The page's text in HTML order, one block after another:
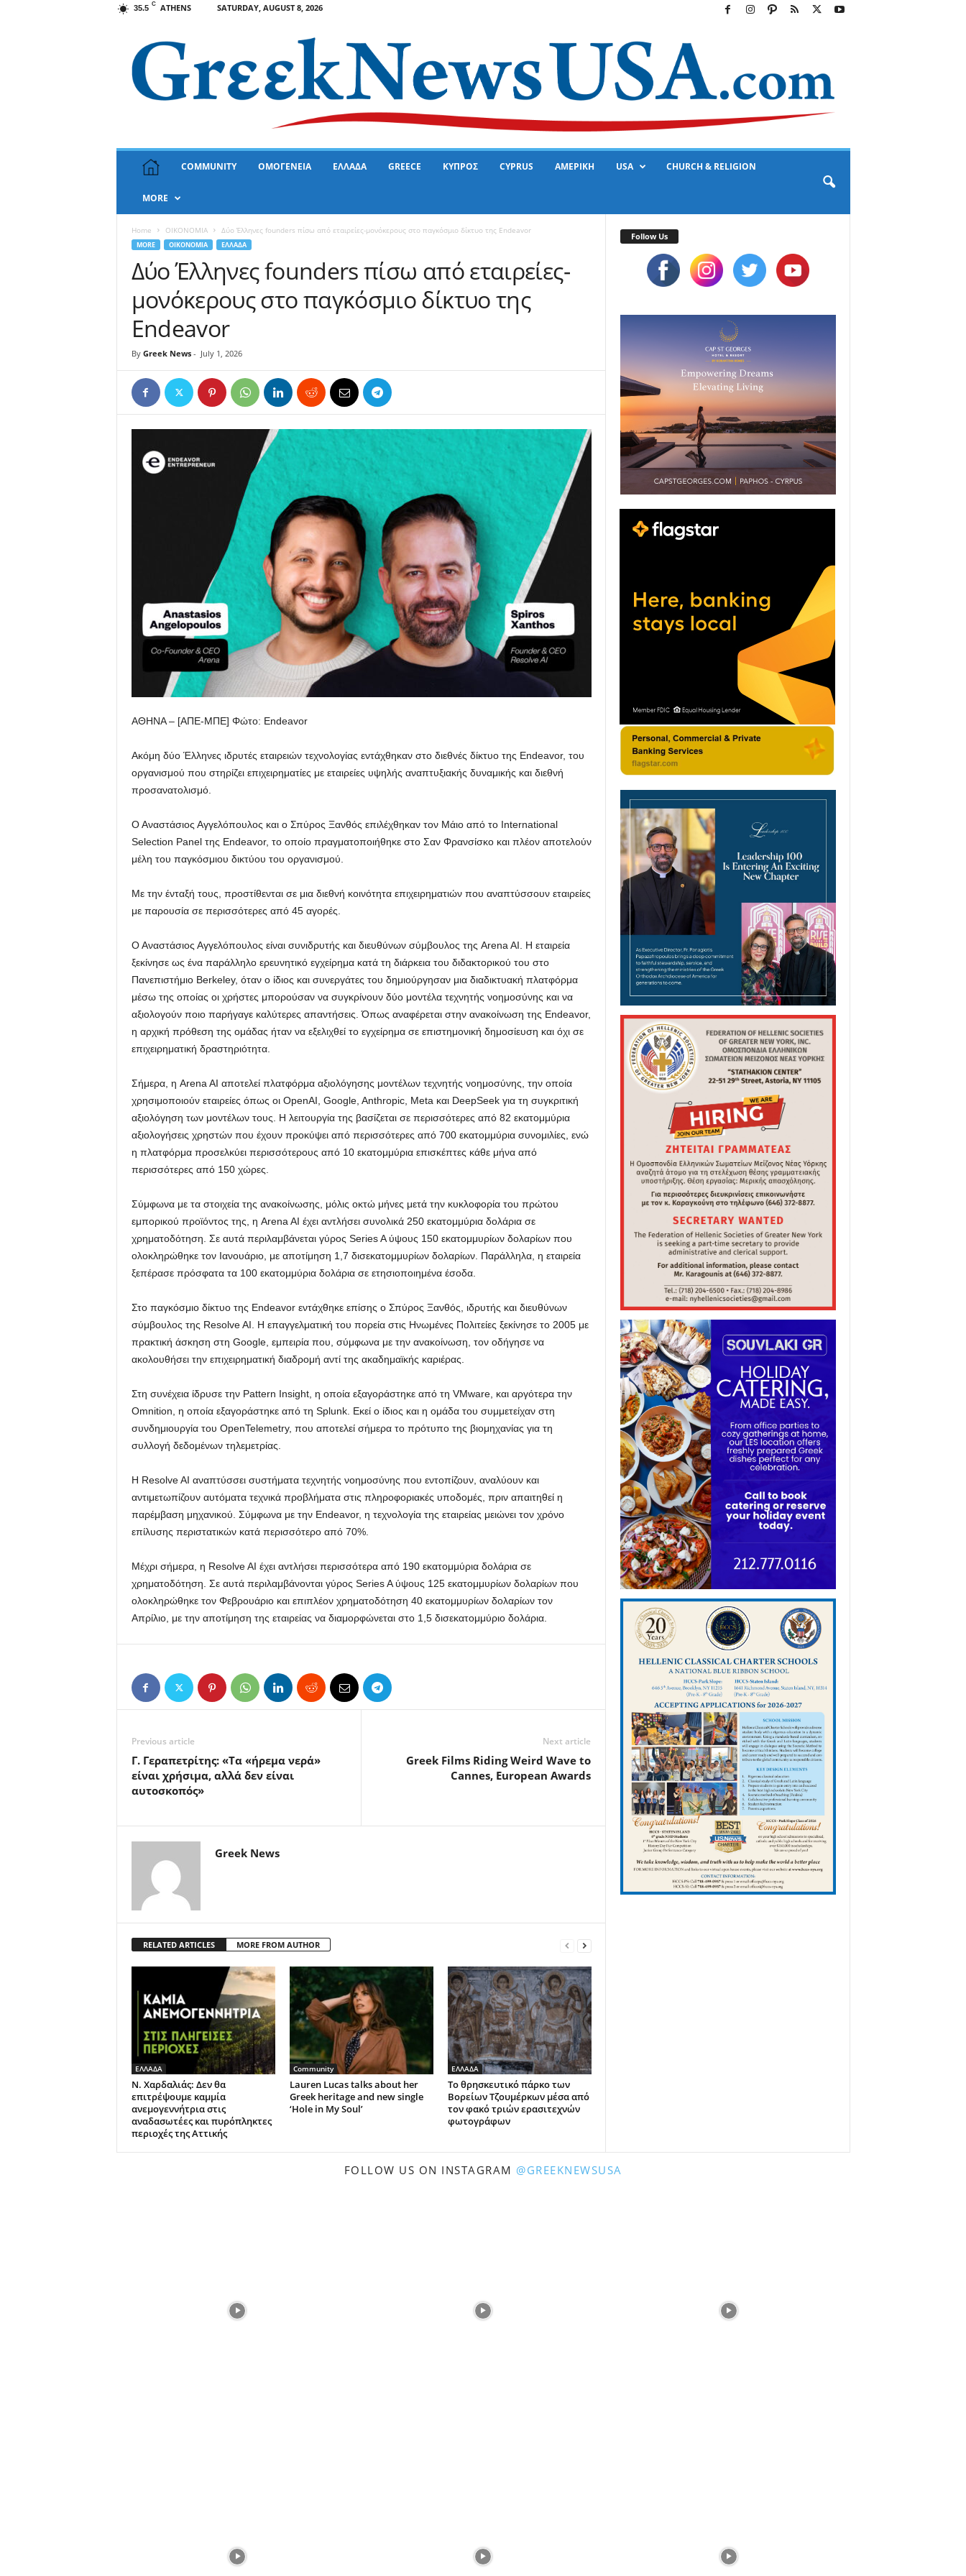
35.5 C ATHENS SATURDAY, AUGUST 8, 2026
k
COMMUNITY ΟΜΟΓΕΝΕΙΑ ΕΛΛΑΔΑ GREECE ΚΥΠΡΟΣ CYPRUS ΑΜΕΡΙΚΗ USA CHURCH & RELIGION
MORE
Home OIKONOMIA Δύο Έλληνες founders πίσω από εταιρείες-μονόκερους στο παγκόσμιο δίκτυο της Endeavor
MORE OIKONOMIA ΕΛΛΑΔΑ
Δύο Έλληνες founders πίσω από εταιρείες-
μονόκερους στο παγκόσμιο δίκτυο της
Endeavor
By Greek News- July 1, 2026
ΑΘΗΝΑ – [ΑΠΕ-ΜΠΕ] Φώτο: Endeavor
Ακόμη δύο Έλληνες ιδρυτές εταιρειών τεχνολογίας εντάχθηκαν στο διεθνές δίκτυο της Endeavor, του
οργανισμού που στηρίζει επιχειρηματίες με εταιρείες υψηλής αναπτυξιακής δυναμικής και διεθνή
προσανατολισμό.
Ο Αναστάσιος Αγγελόπουλος και ο Σπύρος Ξανθός επιλέχθηκαν τον Μάιο από το International
Selection Panel της Endeavor, το οποίο πραγματοποιήθηκε στο Σαν Φρανσίσκο και πλέον αποτελούν
μέλη του παγκόσμιου δικτύου του οργανισμού.
Με την ένταξή τους, προστίθενται σε μια διεθνή κοινότητα επιχειρηματιών που αναπτύσσουν εταιρείες
με παρουσία σε περισσότερες από 45 αγορές.
Ο Αναστάσιος Αγγελόπουλος είναι συνιδρυτής και διευθύνων σύμβουλος της Arena AI. Η εταιρεία
ξεκίνησε ως ένα παράλληλο ερευνητικό εγχείρημα κατά τη διάρκεια του διδακτορικού του στο
Πανεπιστήμιο Berkeley, όταν ο ίδιος και συνεργάτες του δημιούργησαν μια διαδικτυακή πλατφόρμα
μέσω της οποίας οι χρήστες μπορούσαν να συγκρίνουν δύο μοντέλα τεχνητής νοημοσύνης και να
αξιολογούν ποιο παρήγαγε καλύτερες απαντήσεις. Όπως αναφέρεται στην ανακοίνωση της Endeavor,
η αρχική πρόθεση της ομάδας ήταν να εξελιχθεί το εγχείρημα σε επιστημονική δημοσίευση και όχι σε
επιχειρηματική δραστηριότητα.
Σήμερα, η Arena AI αποτελεί πλατφόρμα αξιολόγησης μοντέλων τεχνητής νοημοσύνης, την οποία
χρησιμοποιούν εταιρείες όπως οι OpenAI, Google, Anthropic, Meta και DeepSeek για τη συγκριτική
αξιολόγηση των μοντέλων τους. Η λειτουργία της βασίζεται σε περισσότερες από 82 εκατομμύρια
αξιολογήσεις χρηστών που έχουν προκύψει από περισσότερες από 700 εκατομμύρια συνομιλίες, ενώ
η πλατφόρμα προσελκύει περισσότερους από 10 εκατομμύρια επισκέπτες κάθε μήνα από
περισσότερες από 150 χώρες.
Σύμφωνα με τα στοιχεία της ανακοίνωσης, μόλις οκτώ μήνες μετά την κυκλοφορία του πρώτου
εμπορικού προϊόντος της, η Arena AI έχει αντλήσει συνολικά 250 εκατομμύρια δολάρια σε
χρηματοδότηση. Σε αυτά περιλαμβάνεται γύρος Series A ύψους 150 εκατομμυρίων δολαρίων που
ολοκληρώθηκε τον Ιανουάριο, με αποτίμηση 1,7 δισεκατομμυρίων δολαρίων. Παράλληλα, η εταιρεία
ξεπέρασε πρόσφατα τα 100 εκατομμύρια δολάρια σε ετησιοποιημένα έσοδα.
Στο παγκόσμιο δίκτυο της Endeavor εντάχθηκε επίσης ο Σπύρος Ξανθός, ιδρυτής και διευθύνων
σύμβουλος της Resolve AI. Η επαγγελματική του πορεία στις Ηνωμένες Πολιτείες ξεκίνησε το 2005 με
πρακτική άσκηση στη Google, εμπειρία που, σύμφωνα με την ανακοίνωση, τον οδήγησε να
ακολουθήσει την επιχειρηματική διαδρομή αντί της ακαδημαϊκής καριέρας.
Στη συνέχεια ίδρυσε την Pattern Insight, η οποία εξαγοράστηκε από τη VMware, και αργότερα την
Omnition, η οποία εξαγοράστηκε από τη Splunk. Εκεί ο ίδιος και η ομάδα του συμμετείχαν στη
συνδημιουργία του OpenTelemetry, που αποτελεί σήμερα το πρότυπο της βιομηχανίας για τη
συλλογή δεδομένων τηλεμετρίας.
Η Resolve AI αναπτύσσει συστήματα τεχνητής νοημοσύνης που εντοπίζουν, αναλύουν και
αντιμετωπίζουν αυτόματα τεχνικά προβλήματα στις πληροφοριακές υποδομές, πριν απαιτηθεί η
παρέμβαση μηχανικού. Σύμφωνα με την Endeavor, η τεχνολογία της εταιρείας μειώνει τον χρόνο
επίλυσης περιστατικών κατά περισσότερο από 70%.
Μέχρι σήμερα, η Resolve AI έχει αντλήσει περισσότερα από 190 εκατομμύρια δολάρια σε
χρηματοδότηση. Σε αυτά περιλαμβάνονται γύρος Series A ύψους 125 εκατομμυρίων δολαρίων που
ολοκληρώθηκε τον Φεβρουάριο και επιπλέον χρηματοδότηση 40 εκατομμυρίων δολαρίων τον
Απρίλιο, με την αποτίμηση της εταιρείας να διαμορφώνεται στο 1,5 δισεκατομμύριο δολάρια.
Previous article
Γ. Γεραπετρίτης: «Τα «ήρεμα νερά»
είναι χρήσιμα, αλλά δεν είναι
αυτοσκοπός»
Next article
Greek Films Riding Weird Wave to
Cannes, European Awards
Greek News
RELATED ARTICLES MORE FROM AUTHOR
ΕΛΛΑΔΑ
Ν. Χαρδαλιάς: Δεν θα
επιτρέψουμε καμμία
ανεμογεννήτρια στις
αναδασωτέες και πυρόπληκτες
περιοχές της Αττικής
Community
Lauren Lucas talks about her
Greek heritage and new single
‘Hole in My Soul’
ΕΛΛΑΔΑ
Το θρησκευτικό πάρκο των
Βορείων Τζουμέρκων μέσα από
τον φακό τριών ερασιτεχνών
φωτογράφων
Follow Us
FOLLOW US ON INSTAGRAM @GREEKNEWSUSA